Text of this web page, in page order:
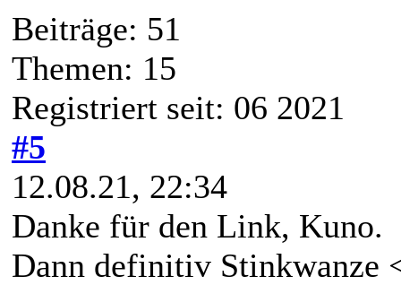
Beiträge: 51
Themen: 15
Registriert seit: 06 2021
#5
12.08.21, 22:34
Danke für den Link, Kuno.
Dann definitiv Stinkwanze